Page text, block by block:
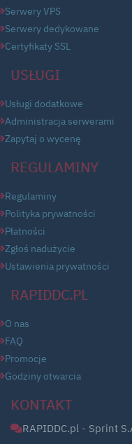
Serwery VPS
Serwery dedykowane
Certyfikaty SSL
USŁUGI
Usługi dodatkowe
Administracja serwerami
Zapytaj o wycenę
REGULAMINY
Regulaminy
Polityka prywatności
Płatności
Zgłoś nadużycie
Ustawienia prywatności
RAPIDDC.PL
O nas
FAQ
Promocje
Godziny otwarcia
KONTAKT
RAPIDDC.pl - Sprint